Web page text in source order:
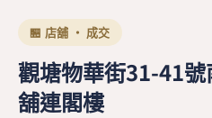
🏪 店舖 · 成交
觀塘物華街31-41
舖連閣樓